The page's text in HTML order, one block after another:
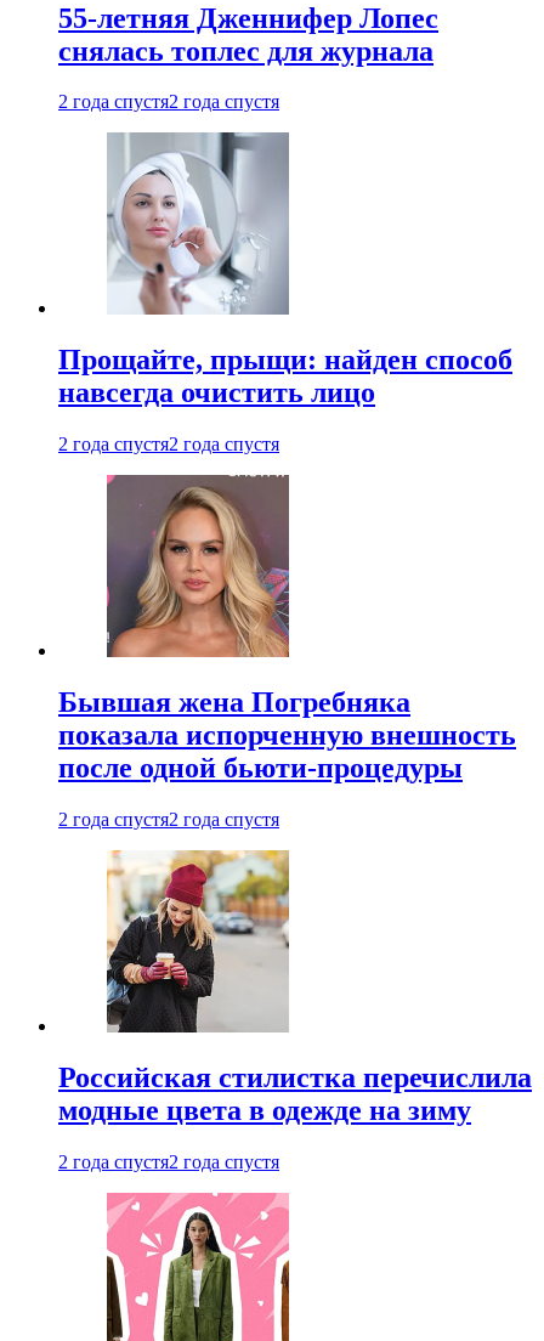
55-летняя Дженнифер Лопес
снялась топлес для журнала
2 года спустя2 года спустя
Прощайте, прыщи: найден способ
навсегда очистить лицо
2 года спустя2 года спустя
Бывшая жена Погребняка
показала испорченную внешность
после одной бьюти-процедуры
2 года спустя2 года спустя
Российская стилистка перечислила
модные цвета в одежде на зиму
2 года спустя2 года спустя